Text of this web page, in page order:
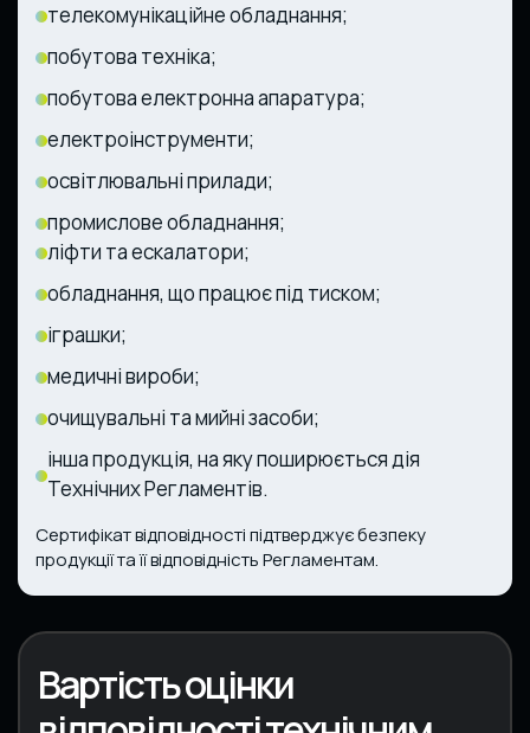
телекомунікаційне обладнання;
побутова техніка;
побутова електронна апаратура;
електроінструменти;
освітлювальні прилади;
промислове обладнання;
ліфти та ескалатори;
обладнання, що працює під тиском;
іграшки;
медичні вироби;
очищувальні та мийні засоби;
інша продукція, на яку поширюється дія
Технічних Регламентів.
Сертифікат відповідності підтверджує безпеку
продукції та її відповідність Регламентам.
Вартість оцінки